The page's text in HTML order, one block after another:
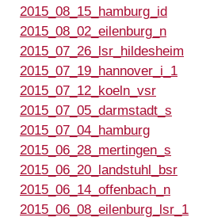
2015_08_15_hamburg_id
2015_08_02_eilenburg_n
2015_07_26_lsr_hildesheim
2015_07_19_hannover_i_1
2015_07_12_koeln_vsr
2015_07_05_darmstadt_s
2015_07_04_hamburg
2015_06_28_mertingen_s
2015_06_20_landstuhl_bsr
2015_06_14_offenbach_n
2015_06_08_eilenburg_lsr_1